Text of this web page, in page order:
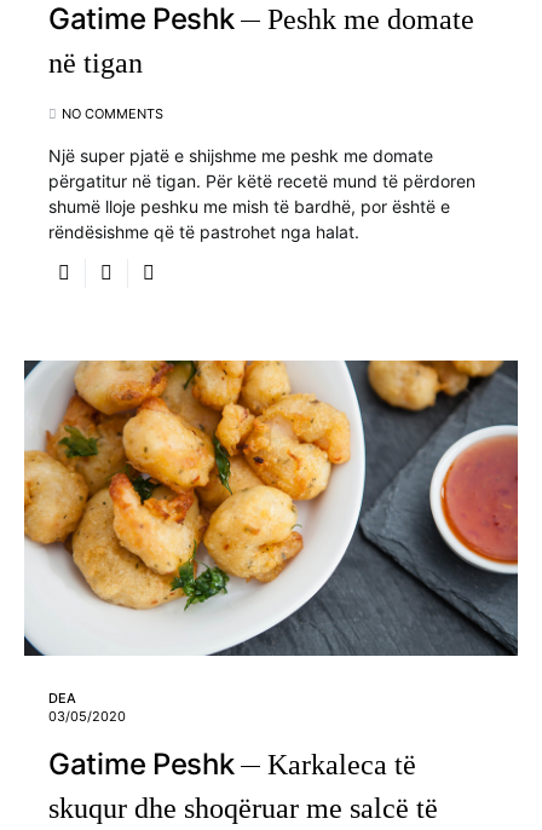
Gatime Peshk
Peshk me domate
në tigan
NO COMMENTS
Një super pjatë e shijshme me peshk me domate
përgatitur në tigan. Për këtë recetë mund të përdoren
shumë lloje peshku me mish të bardhë, por është e
rëndësishme që të pastrohet nga halat.
DEA
03/05/2020
Gatime Peshk
Karkaleca të
skuqur dhe shoqëruar me salcë të